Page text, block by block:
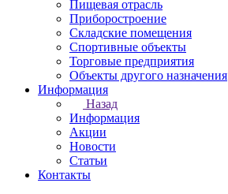
Пищевая отрасль
Приборостроение
Складские помещения
Спортивные объекты
Торговые предприятия
Объекты другого назначения
Информация
Назад
Информация
Акции
Новости
Статьи
Контакты